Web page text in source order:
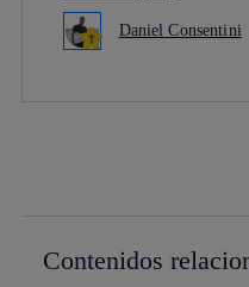
Daniel Consentini
Contenidos